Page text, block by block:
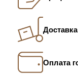
Оплата